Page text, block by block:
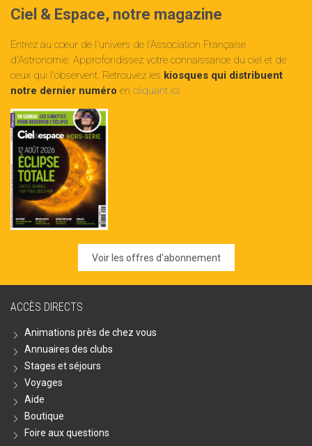
Ciel & Espace, notre magazine
Entrez au cœur de l'univers de l'Association Française
d'Astronomie. Approfondissez votre connaissance du ciel et de
ceux qui l'observent. Retrouvez les kiosques qui distribuent
notre dernier numéro en cliquant ici
Voir les offres d'abonnement
ACCÈS DIRECTS
Animations près de chez vous
Annuaires des clubs
Stages et séjours
Voyages
Aide
Boutique
Foire aux questions